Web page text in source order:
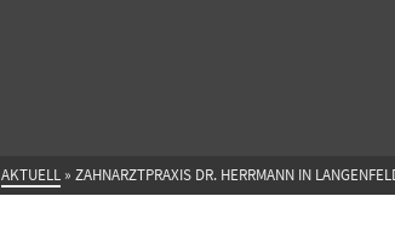
AKTUELL » ZAHNARZTPRAXIS DR. HERRMANN IN